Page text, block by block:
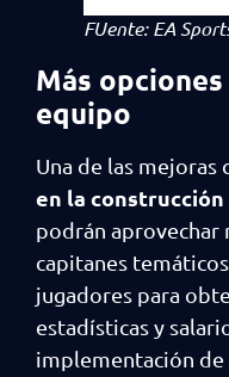
FUente: EA
Más
equipo
Una de las mejoras
en la
podrán aprovechar
capitanes
jugadores para
estadísticas y
implementación de